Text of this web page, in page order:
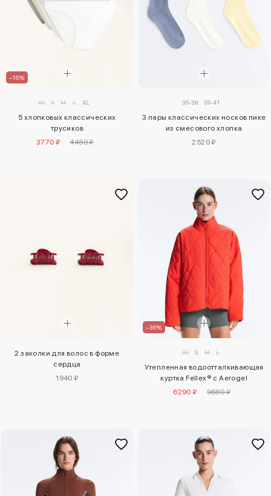
–16%
XS S M L XL
5 хлопковых классических
трусиков
3770 ₽
4450 ₽
36-38 39-41
3 пары классических носков пике
из смесового хлопка
2520 ₽
2 заколки для волос в форме
сердца
1940 ₽
–36%
XS S M L
Утепленная водоотталкивающая
куртка Fellex® с Aerogel
6290 ₽
9680 ₽